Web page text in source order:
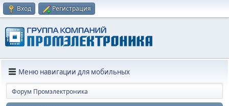
Вход Регистрация
Меню навигации для мобильных
Форум Промэлектроника